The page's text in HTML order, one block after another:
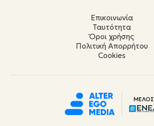
Επικοινωνία
Ταυτότητα
Όροι χρήσης
Πολιτική Απορρήτου
Cookies
ΜΕΛΟΣ